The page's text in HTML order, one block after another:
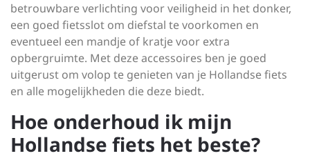
betrouwbare verlichting voor veiligheid in het donker,
een goed fietsslot om diefstal te voorkomen en
eventueel een mandje of kratje voor extra
opbergruimte. Met deze accessoires ben je goed
uitgerust om volop te genieten van je Hollandse fiets
en alle mogelijkheden die deze biedt.
Hoe onderhoud ik mijn
Hollandse fiets het beste?